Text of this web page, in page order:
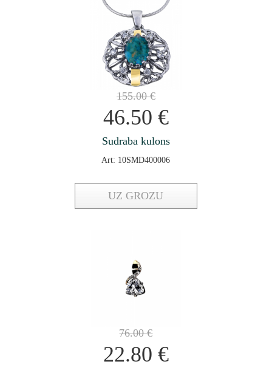
155.00€
46.50 €
Sudraba kulons
Art: 10SMD400006
UZ GROZU
76.00€
22.80 €